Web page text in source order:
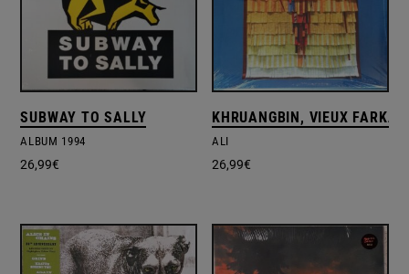
SUBWAY TO SALLY
ALBUM 1994
26,99€
KHRUANGBIN, VIEUX FARKA
ALI
26,99€